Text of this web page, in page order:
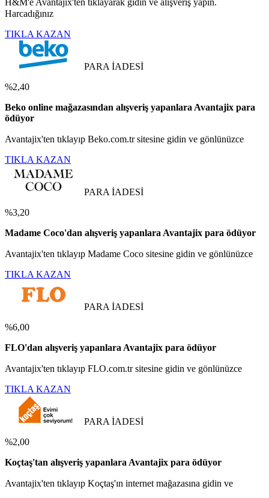
H&M'e Avantajix'ten tıklayarak gidin ve alışveriş yapın.
Harcadığınız
TIKLA KAZAN
PARA İADESİ
%2,40
Beko online mağazasından alışveriş yapanlara Avantajix para
ödüyor
Avantajix'ten tıklayıp Beko.com.tr sitesine gidin ve gönlünüzce
TIKLA KAZAN
PARA İADESİ
%3,20
Madame Coco'dan alışveriş yapanlara Avantajix para ödüyor
Avantajix'ten tıklayıp Madame Coco sitesine gidin ve gönlünüzce
TIKLA KAZAN
PARA İADESİ
%6,00
FLO'dan alışveriş yapanlara Avantajix para ödüyor
Avantajix'ten tıklayıp FLO.com.tr sitesine gidin ve gönlünüzce
TIKLA KAZAN
PARA İADESİ
%2,00
Koçtaş'tan alışveriş yapanlara Avantajix para ödüyor
Avantajix'ten tıklayıp Koçtaş'ın internet mağazasına gidin ve